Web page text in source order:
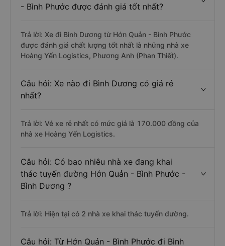
- Bình Phước được đánh giá tốt nhất?
Trả lời: Xe đi Bình Dương từ Hớn Quản - Bình Phước
được đánh giá chất lượng tốt nhất là những nhà xe
Hoàng Yến Logistics, Phương Anh (Phan Thiết).
Câu hỏi: Xe nào đi Bình Dương có giá rẻ
nhất?
Trả lời: Vé xe rẻ nhất có mức giá là 170.000 đồng của
nhà xe Hoàng Yến Logistics.
Câu hỏi: Có bao nhiêu nhà xe đang khai
thác tuyến đường Hớn Quản - Bình Phước -
Bình Dương ?
Trả lời: Hiện tại có 2 nhà xe khai thác tuyến đường.
Câu hỏi: Từ Hớn Quản - Bình Phước đi Bình